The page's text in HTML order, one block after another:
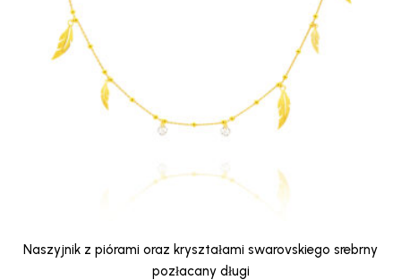
Naszyjnik z piórami oraz kryształami swarovskiego srebrny
pozłacany długi